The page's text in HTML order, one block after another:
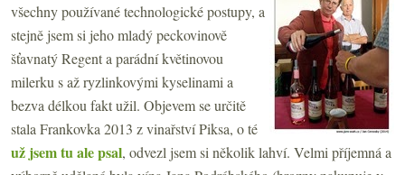
všechny používané technologické postupy, a
stejně jsem si jeho mladý peckovinově
šťavnatý Regent a parádní květinovou
milerku s až ryzlinkovými kyselinami a
bezva délkou fakt užil. Objevem se určitě
stala Frankovka 2013 z vinařství Piksa, o té
už jsem tu ale psal, odvezl jsem si několik lahví. Velmi příjemná a